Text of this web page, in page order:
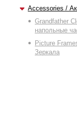
Accessories /
Grandfather
напольные
Picture
Зеркала